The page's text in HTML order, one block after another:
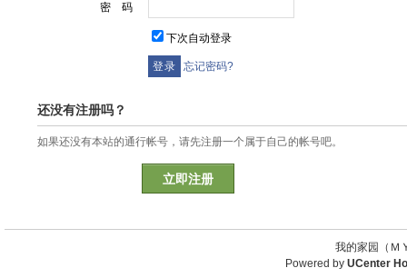
密 码
下次自动登录
忘记密码?
还没有注册吗？
如果还没有本站的通行帐号，请先注册一个属于自己的帐号吧。
立即注册
我的家园（
Powered by UCenter